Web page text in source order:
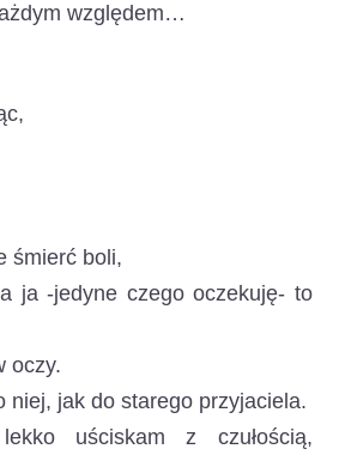
względem…
śmierć boli,
ja -jedyne czego oczekuję- to
oczy.
niej, jak do starego przyjaciela.
uściskam z czułością,